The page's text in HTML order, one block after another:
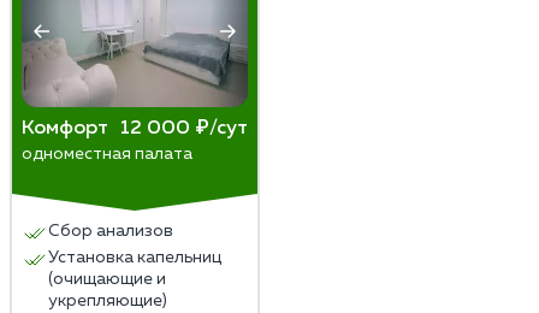
Комфорт 12 000 ₽/сут
одноместная палата
Сбор анализов
Установка капельниц
(очищающие и
укрепляющие)